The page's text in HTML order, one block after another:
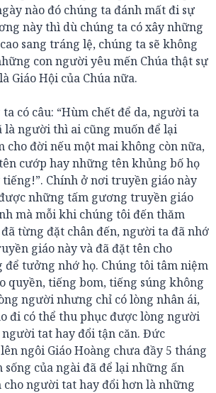
nào đó chúng ta đánh mất đi sự
này thì dù chúng ta có xây những
sang tráng lệ, chúng ta sẽ không
con người yêu mến Chúa thật sự
Giáo Hội của Chúa nữa.
có câu: “Hùm chết để da, người ta
là người thì ai cũng muốn để lại
cho đời nếu một mai không còn nữa,
cướp hay những tên khủng bố họ
Chính ở nơi truyền giáo này
những tấm gương truyền giáo
mà mỗi khi chúng tôi đến thăm
từng đặt chân đến, người ta đã nhớ
giáo này và đã đặt tên cho
tưởng nhớ họ. Chúng tôi tâm niệm
quyền, tiếng bom, tiếng súng không
người nhưng chỉ có lòng nhân ái,
đi có thể thu phục được lòng người
người tat hay đổi tận căn. Đức
ngôi Giáo Hoàng chưa đầy 5 tháng
của ngài đã để lại những ấn
người tat hay đổi hơn là những